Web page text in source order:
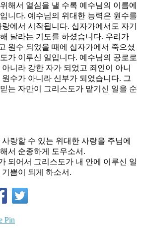
해서 열심을 낼 수록 예수님의 이름에
니다. 예수님의 위대한 능력은 원수를
에서 시작됩니다. 십자가에서도 자기
달라는 기도를 하셨습니다. 우리가
원수 되었을 때에 십자가에서 죽으셨
가 이루신 일입니다. 예수님의 공로로
니라 강한 자가 되었고 죄인이 아니
수가 아니라 신부가 되었습니다. 그
는 자만이 그리스도가 맡기신 일을 순
랑할 수 있는 위대한 사랑을 주님에
서 순종하게 도우소서.
되어서 그리스도가 내 안에 이루신 일
쁨이 되게 하소서.
Pin